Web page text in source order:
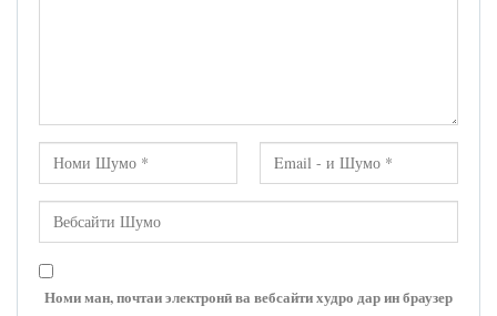
Номи ман, почтаи электронӣ ва вебсайти худро дар ин браузер